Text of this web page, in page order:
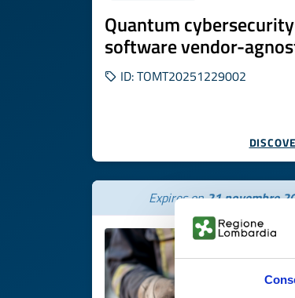
Quantum cybersecurity
software vendor-
ID: TOMT20251229002
Expires on21 novembre